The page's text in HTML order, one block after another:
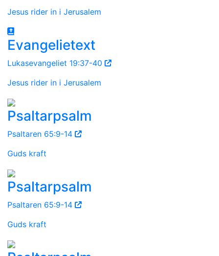
Jesus rider in i Jerusalem
Evangelietext
Lukasevangeliet 19:37-40
Jesus rider in i Jerusalem
Psaltarpsalm
Psaltaren 65:9-14
Guds kraft
Psaltarpsalm
Psaltaren 65:9-14
Guds kraft